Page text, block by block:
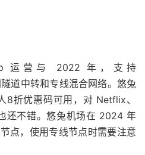
运营与 2022 年，支持
道中转和专线混合网络。悠兔
8折优惠码可用，对 Netflix、
还不错。悠兔机场在 2024 年
点，使用专线节点时需要注意